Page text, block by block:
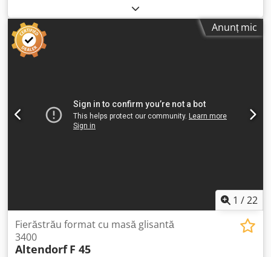
Vând ferăstrău de formatat ALTENDORF, model F45
ProDrive. Aparatul este în stare perfectă și trebuie văzut.
Poate fi testat în funcționare până la sfârșitul lunii august
2026. Vă rog să faceți o ofertă de preț. Descrierea
aparatului: F45 Pro Drive, model de bază CNC, cu mișcare
notițe Djdpfx Afszrtb Njhokr - Cursă de 3200 mm, butoane
de control pe cursă - Afișaj digital L - citire de la 2 opritoare
pe ghidajul transversal - Ghidaj paralel CNC, 1300 mm -
Anunț mic
1 /22
Fierăstrău format cu masă glisantă
3400
Altendorf F 45